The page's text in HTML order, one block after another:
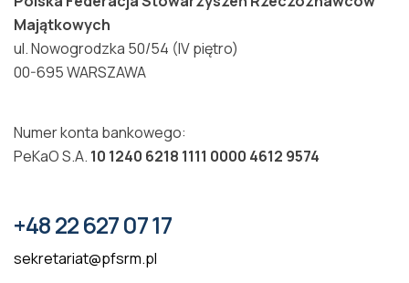
Majątkowych
ul. Nowogrodzka 50/54 (IV piętro)
00-695 WARSZAWA
Numer konta bankowego:
PeKaO S.A. 10 1240 6218 1111 0000 4612 9574
+48 22 627 07 17
sekretariat@pfsrm.pl